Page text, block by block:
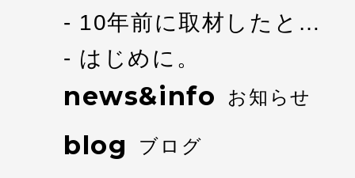
10年前に取材したと…
はじめに。
news&info お知らせ
blog ブログ